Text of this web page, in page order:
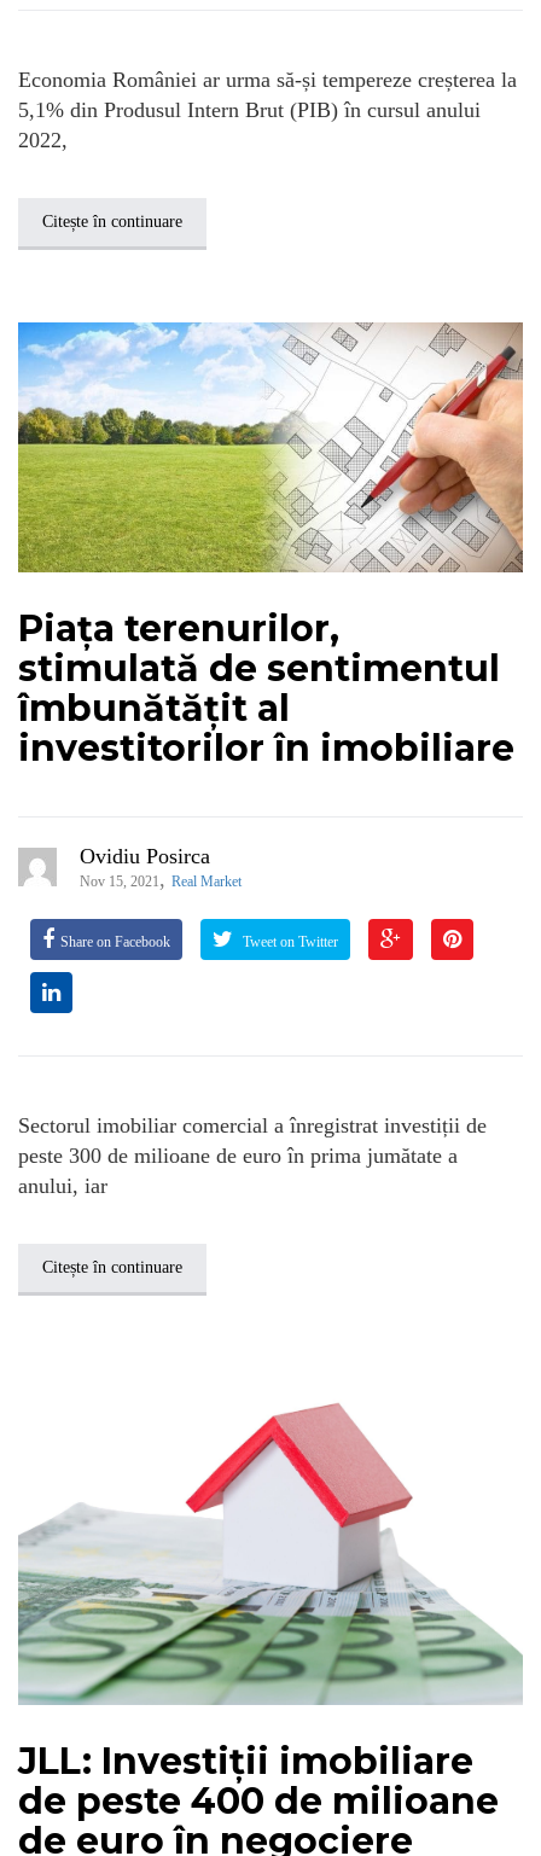
Economia României ar urma să-și tempereze creșterea la
5,1% din Produsul Intern Brut (PIB) în cursul anului
2022,
Citește în continuare
Piața terenurilor,
stimulată de sentimentul
îmbunătățit al
investitorilor în imobiliare
Ovidiu Posirca
Nov 15, 2021, Real Market
Share on Facebook Tweet on Twitter
Sectorul imobiliar comercial a înregistrat investiții de
peste 300 de milioane de euro în prima jumătate a
anului, iar
Citește în continuare
JLL: Investiții imobiliare
de peste 400 de milioane
de euro în negociere